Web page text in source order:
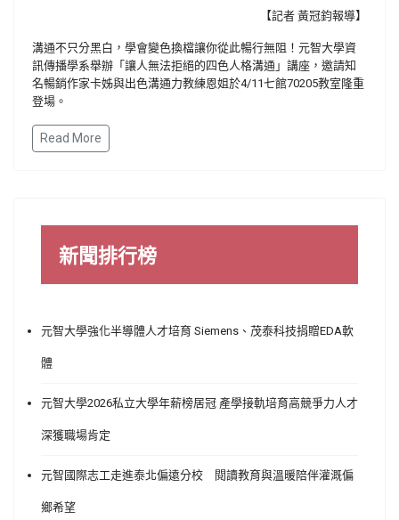
【記者 黃冠鈞報導】
溝通不只分黑白，學會變色換檔讓你從此暢行無阻！元智大學資
訊傳播學系舉辦「讓人無法拒絕的四色人格溝通」講座，邀請知
名暢銷作家卡姊與出色溝通力教練恩姐於4/11七館70205教室隆重
登場。
Read More
新聞排行榜
元智大學強化半導體人才培育 Siemens、茂泰科技捐贈EDA軟
體
元智大學2026私立大學年薪榜居冠 產學接軌培育高競爭力人才
深獲職場肯定
元智國際志工走進泰北偏遠分校 閱讀教育與溫暖陪伴灌溉偏
鄉希望